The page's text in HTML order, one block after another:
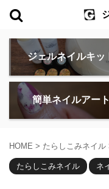
ジェルネイルキッ
簡単ネイルアート
HOME > たらしこみネイル
たらしこみネイル ネ